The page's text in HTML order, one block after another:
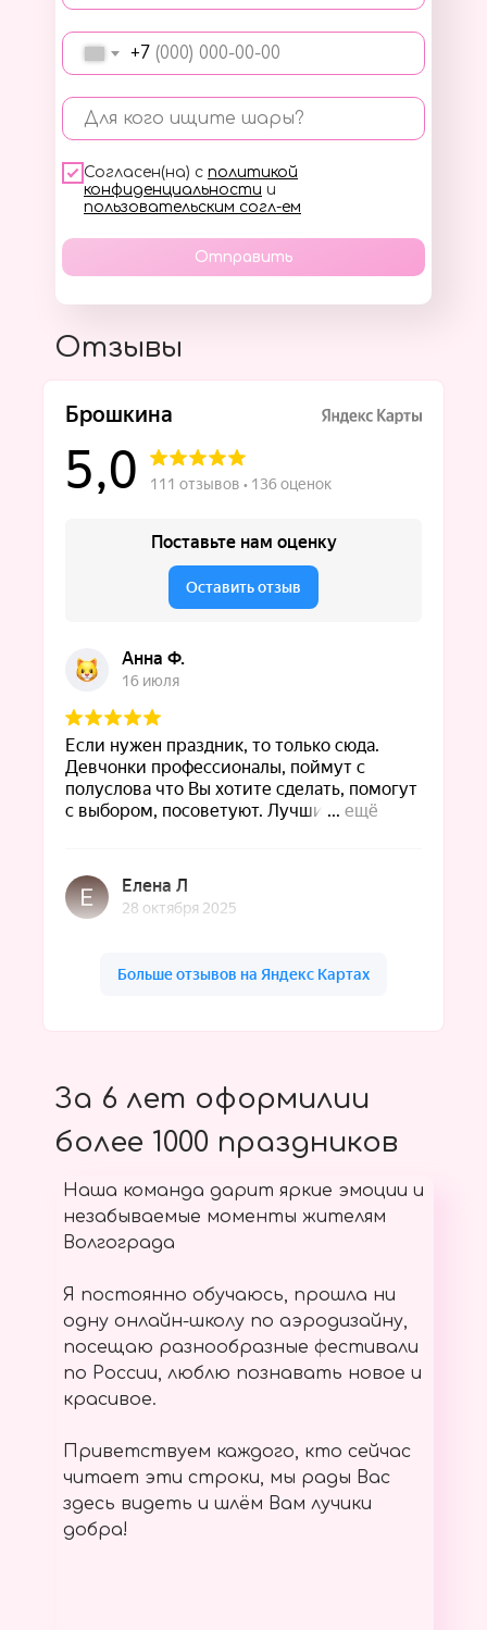
+7
Для кого ищите шары?
Согласен(на) с политикой
конфиденциальности и
пользовательским согл-ем
Отправить
Отзывы
За 6 лет оформилии
более 1000 праздников
Наша команда дарит яркие эмоции и
незабываемые моменты жителям
Волгограда
Я постоянно обучаюсь, прошла ни
одну онлайн-школу по аэродизайну,
посещаю разнообразные фестивали
по России, люблю познавать новое и
красивое.
Приветствуем каждого, кто сейчас
читает эти строки, мы рады Вас
здесь видеть и шлём Вам лучики
добра!